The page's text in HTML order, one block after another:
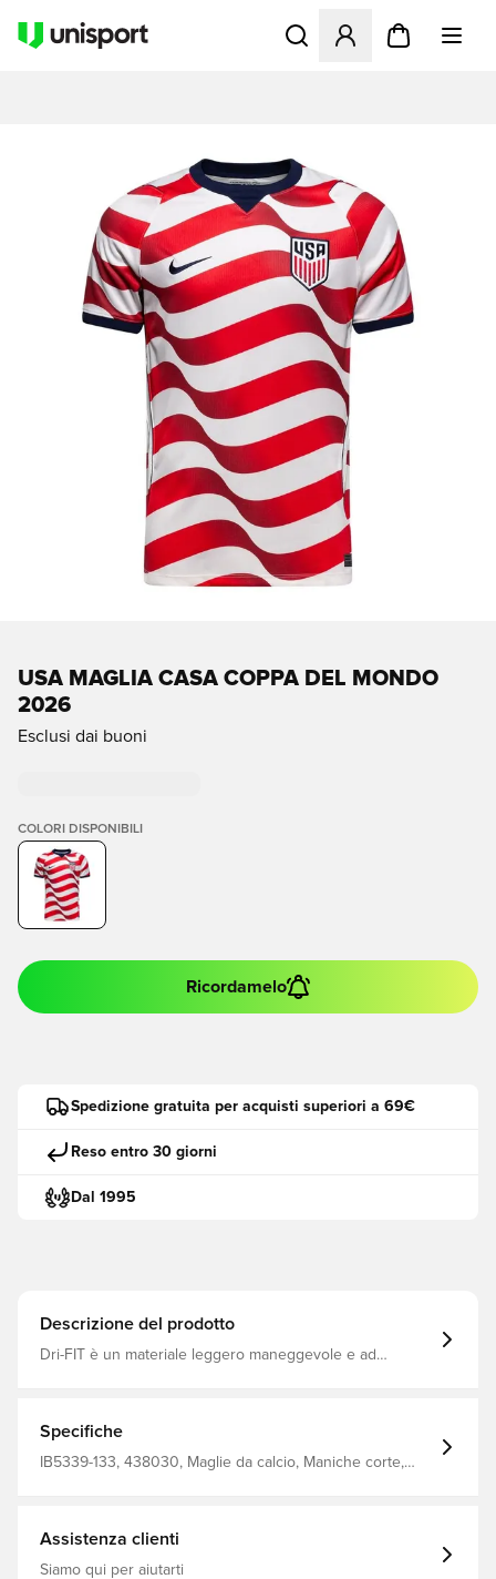
Apre una finestra modale
USA MAGLIA CASA COPPA DEL MONDO
2026
Esclusi dai buoni
COLORI DISPONIBILI
Ricordamelo
Spedizione gratuita per acquisti superiori a 69€
Reso entro 30 giorni
Dal 1995
Descrizione del prodotto
Dri-FIT è un materiale leggero maneggevole e ad
al 100% in poliestere.
Specifiche
IB5339-133, 438030, Maglie da calcio, Maniche corte,
Assistenza clienti
Siamo qui per aiutarti